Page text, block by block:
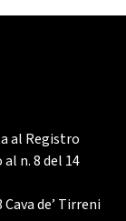
al Registro
n. 8 del 14
de’ Tirreni